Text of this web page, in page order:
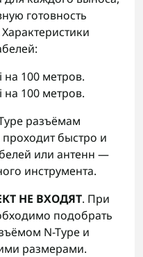
готовность
на 100 метров.
на 100 метров.
разъёмам
быстро и
или антенн —
инструмента.
НЕ ВХОДЯТ. При
подобрать
N-Type и
размерами.